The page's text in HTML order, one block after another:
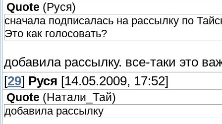
Quote (Руся)
сначала подписалась на рассылку по
Это как голосовать?
добавила рассылку. все-таки это
[29] Руся [14.05.2009, 17:52]
Quote (Натали_Тай)
добавила рассылку